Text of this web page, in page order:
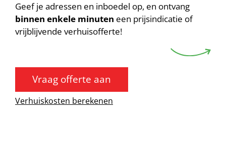
Geef je adressen en inboedel op, en ontvang
binnen enkele minuten een prijsindicatie of
vrijblijvende verhuisofferte!
Vraag offerte aan
Verhuiskosten berekenen